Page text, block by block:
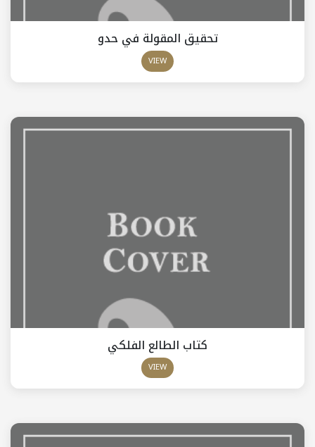
تحقيق المقولة في حدو
VIEW
كتاب الطالع الفلكي
VIEW